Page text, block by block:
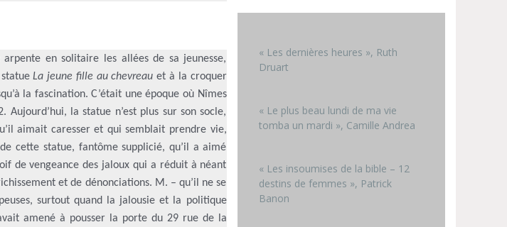
en solitaire les allées de sa jeunesse,
statueLa jeune fille au chevreau et à la croquer
la fascination. C’était une époque où Nîmes
la statue n’est plus sur son socle,
aimait caresser et qui semblait prendre vie,
cette statue, fantôme supplicié, qu’il a aimé
de vengeance des jaloux qui a réduit à néant
et de dénonciations. M. – qu’il ne se
surtout quand la jalousie et la politique
amené à pousser la porte du 29 rue de la
« Les dernières heures », Ruth
Druart
« Le plus beau lundi de ma vie
tomba un mardi », Camille Andrea
« Les insoumises de la bible – 12
destins de femmes », Patrick
Banon